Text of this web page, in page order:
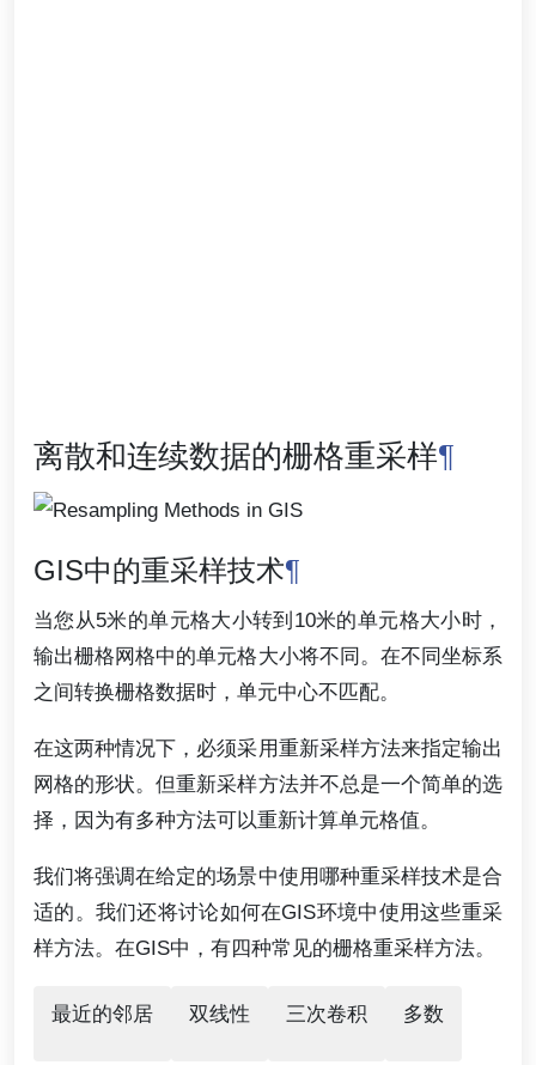
离散和连续数据的栅格重采样¶
GIS中的重采样技术¶
当您从5米的单元格大小转到10米的单元格大小时，
输出栅格网格中的单元格大小将不同。在不同坐标系
之间转换栅格数据时，单元中心不匹配。
在这两种情况下，必须采用重新采样方法来指定输出
网格的形状。但重新采样方法并不总是一个简单的选
择，因为有多种方法可以重新计算单元格值。
我们将强调在给定的场景中使用哪种重采样技术是合
适的。我们还将讨论如何在GIS环境中使用这些重采
样方法。在GIS中，有四种常见的栅格重采样方法。
最近的邻居 双线性 三次卷积 多数